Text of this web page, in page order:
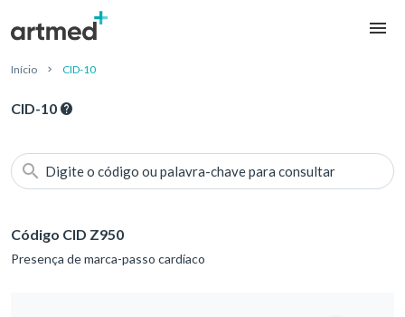
Início CID-10
CID-10
Digite o código ou palavra-chave para consultar
Código CID Z950
Presença de marca-passo cardíaco